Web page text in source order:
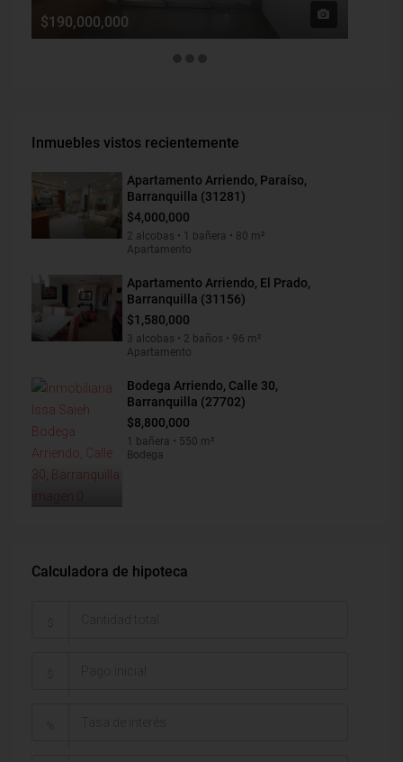
$190,000,000
Inmuebles vistos recientemente
Apartamento Arriendo, Paraíso,
Barranquilla (31281)
$4,000,000
2 alcobas • 1 bañera • 80 m²
Apartamento
Apartamento Arriendo, El Prado,
Barranquilla (31156)
$1,580,000
3 alcobas • 2 baños • 96 m²
Apartamento
Bodega Arriendo, Calle 30,
Barranquilla (27702)
$8,800,000
1 bañera • 550 m²
Bodega
Calculadora de hipoteca